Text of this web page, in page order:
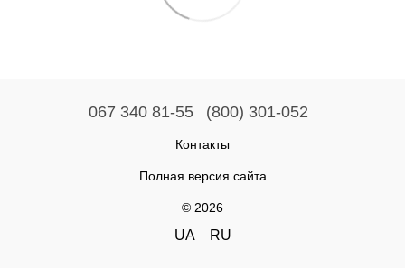
067 340 81-55 (800) 301-052
Контакты
Полная версия сайта
© 2026
UA RU